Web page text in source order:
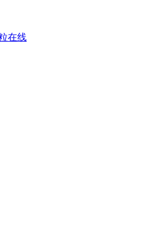
在线